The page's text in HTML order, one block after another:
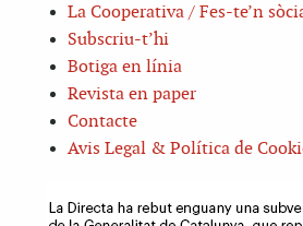
La Cooperativa / Fes-te’n
Subscriu-t’hi
Botiga en línia
Revista en paper
Contacte
Avis Legal & Política de